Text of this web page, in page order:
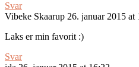
Svar
Vibeke Skaarup 26. januar 2015 at
Laks er min favorit :)
Svar